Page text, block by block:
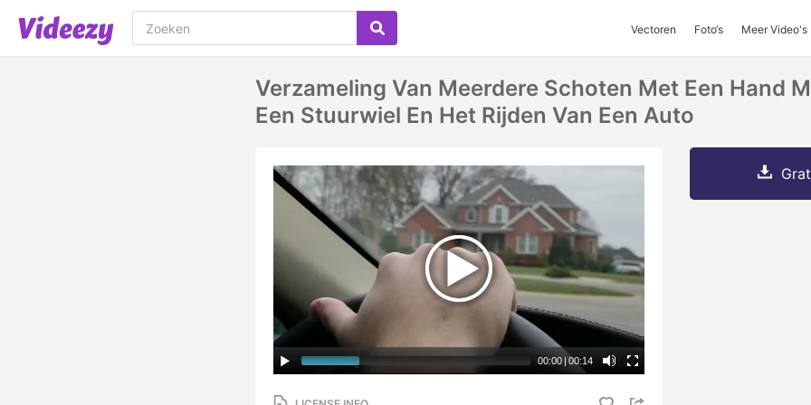
Vectoren Foto‘s Meer Video's
Verzameling Van Meerdere Schoten Met Een Hand
Een Stuurwiel En Het Rijden Van Een Auto
00:00 | 00:14